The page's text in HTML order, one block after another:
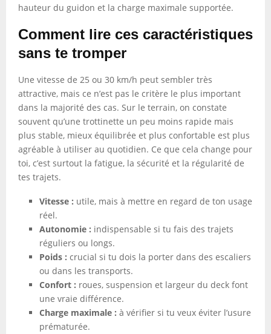
hauteur du guidon et la charge maximale supportée.
Comment lire ces caractéristiques
sans te tromper
Une vitesse de 25 ou 30 km/h peut sembler très
attractive, mais ce n’est pas le critère le plus important
dans la majorité des cas. Sur le terrain, on constate
souvent qu’une trottinette un peu moins rapide mais
plus stable, mieux équilibrée et plus confortable est plus
agréable à utiliser au quotidien. Ce que cela change pour
toi, c’est surtout la fatigue, la sécurité et la régularité de
tes trajets.
Vitesse : utile, mais à mettre en regard de ton usage
réel.
Autonomie : indispensable si tu fais des trajets
réguliers ou longs.
Poids : crucial si tu dois la porter dans des escaliers
ou dans les transports.
Confort : roues, suspension et largeur du deck font
une vraie différence.
Charge maximale : à vérifier si tu veux éviter l’usure
prématurée.